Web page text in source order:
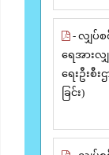
- လျှပ်စ
ရေအား
ရေးဦးစီ
ခြင်း)